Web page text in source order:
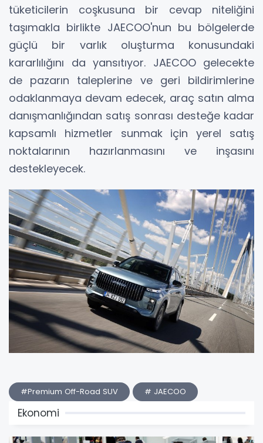
tüketicilerin coşkusuna bir cevap niteliğini
taşımakla birlikte JAECOO'nun bu bölgelerde
güçlü bir varlık oluşturma konusundaki
kararlılığını da yansıtıyor. JAECOO gelecekte
de pazarın taleplerine ve geri bildirimlerine
odaklanmaya devam edecek, araç satın alma
danışmanlığından satış sonrası desteğe kadar
kapsamlı hizmetler sunmak için yerel satış
noktalarının hazırlanmasını ve inşasını
destekleyecek.
#Premium Off-Road SUV # JAECOO
Ekonomi